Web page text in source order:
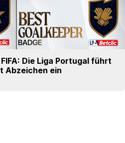
Die Liga Portugal führt
Abzeichen ein